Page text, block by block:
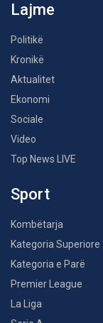
Lajme
Politikë
Kronikë
Aktualitet
Ekonomi
Sociale
Video
Top News LIVE
Sport
Kombëtarja
Kategoria Superiore
Kategoria e Parë
Premier League
La Liga